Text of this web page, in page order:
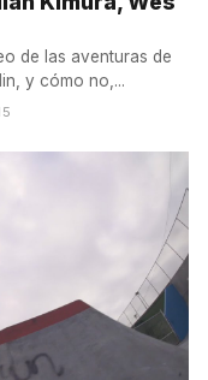
de las aventuras de
y cómo no,...